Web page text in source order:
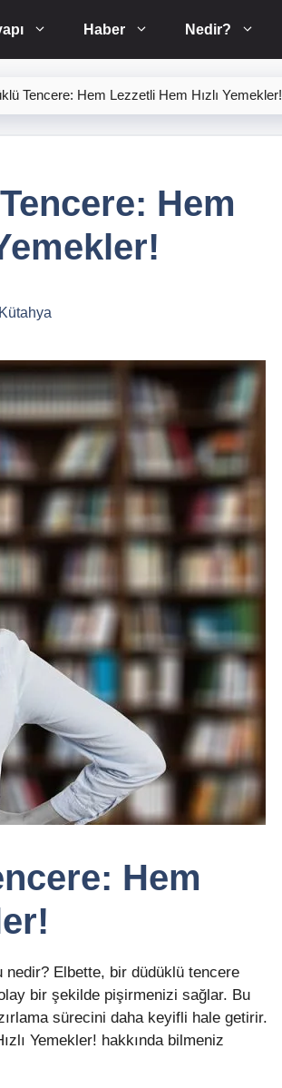
Haber Nedir?
Tencere: Hem Lezzetli Hem Hızlı Yemekler!
Hem
Hem
nedir? Elbette, bir düdüklü tencere
bir şekilde pişirmenizi sağlar. Bu
sürecini daha keyifli hale getirir.
Yemekler! hakkında bilmeniz